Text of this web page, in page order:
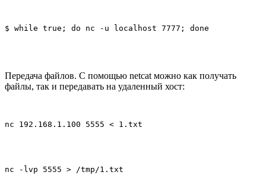
$ while true; do nc -u localhost 7777; done
Передача файлов. С помощью netcat можно как получать
файлы, так и передавать на удаленный хост:
nc 192.168.1.100 5555 < 1.txt
nc -lvp 5555 > /tmp/1.txt